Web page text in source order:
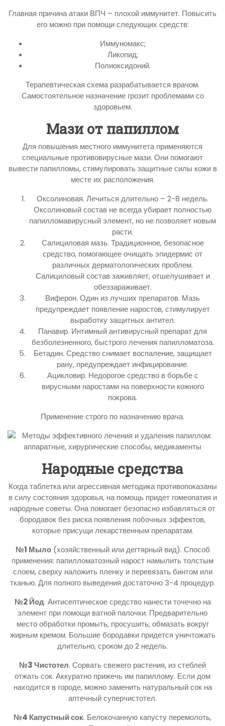
Главная причина атаки ВПЧ – плохой иммунитет. Повысить
его можно при помощи следующих средств:
Иммуномакс;
Ликопид;
Полиоксидоний.
Терапевтическая схема разрабатывается врачом.
Самостоятельное назначение грозит проблемами со
здоровьем.
Мази от папиллом
Для повышения местного иммунитета применяются
специальные противовирусные мази. Они помогают
вывести папилломы, стимулировать защитные силы кожи в
месте их расположения.
Оксолиновая. Лечиться длительно – 2-8 недель.
Оксолиновый состав не всегда убирает полностью
папилломавирусный элемент, но не позволяет новым
расти.
Салициловая мазь. Традиционное, безопасное
средство, помогающее очищать эпидермис от
различных дерматологических проблем.
Салициловый состав заживляет, отшелушивает и
обеззараживает.
Виферон. Один из лучших препаратов. Мазь
предупреждает появление наростов, стимулирует
выработку защитных антител.
Панавир. Интимный антивирусный препарат для
безболезненного, быстрого лечения папилломатоза.
Бетадин. Средство снимает воспаление, защищает
рану, предупреждает инфицирование.
Ацикловир. Недорогое средство в борьбе с
вирусными наростами на поверхности кожного
покрова.
Применение строго по назначению врача.
Народные средства
Когда таблетка или агрессивная методика противопоказаны
в силу состояния здоровья, на помощь придет гомеопатия и
народные советы. Она помогает безопасно избавляться от
бородавок без риска появления побочных эффектов,
которые присущи лекарственным препаратам.
№1 Мыло(хозяйственный или дегтярный вид). Способ
применения: папилломатозный нарост намылить толстым
слоем, сверху наложить пленку и перевязать бинтом или
тканью. Для полного выведения достаточно 3-4 процедур.
№2 Йод. Антисептическое средство нанести точечно на
элемент при помощи ватной палочки. Предварительно
место обработки промыть, просушить, обмазать вокруг
жирным кремом. Большие бородавки придется уничтожать
длительно, сроком до 2 недель.
№3 Чистотел. Сорвать свежего растения, из стеблей
отжать сок. Аккуратно прижечь им папиллому. Если дом
находится в городе, можно заменить натуральный сок на
аптечный суперчистотел.
№4 Капустный сок. Белокочанную капусту перемолоть,